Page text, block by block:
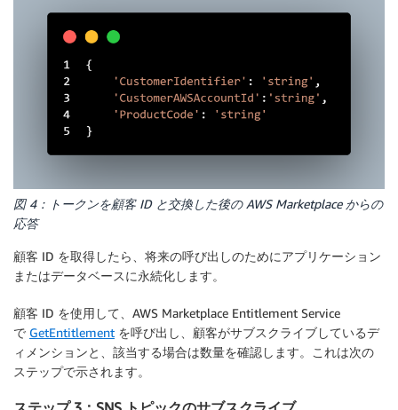
図 4：トークンを顧客 ID と交換した後の AWS Marketplace からの
応答
顧客 ID を取得したら、将来の呼び出しのためにアプリケーション
またはデータベースに永続化します。
顧客 ID を使用して、AWS Marketplace Entitlement Service
で GetEntitlement を呼び出し、顧客がサブスクライブしているデ
ィメンションと、該当する場合は数量を確認します。これは次の
ステップで示されます。